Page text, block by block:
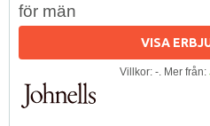
för män
VISA
Villkor: -. Mer från: